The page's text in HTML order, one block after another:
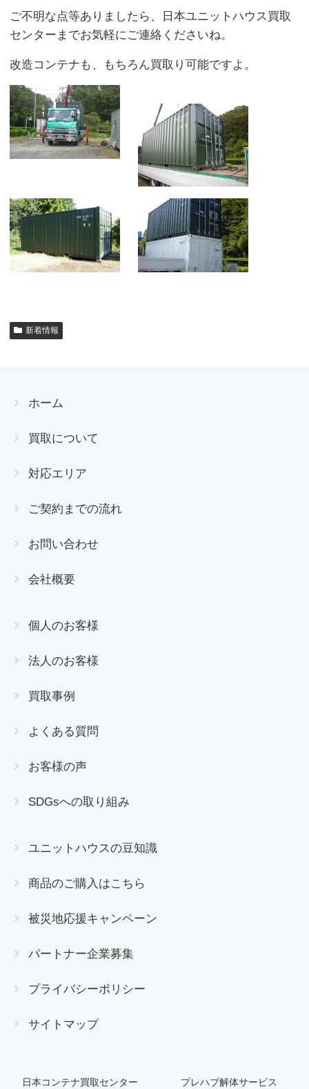
ご不明な点等ありましたら、日本ユニットハウス買取
センターまでお気軽にご連絡くださいね。
改造コンテナも、もちろん買取り可能ですよ。
新着情報
ホーム
買取について
対応エリア
ご契約までの流れ
お問い合わせ
会社概要
個人のお客様
法人のお客様
買取事例
よくある質問
お客様の声
SDGsへの取り組み
ユニットハウスの豆知識
商品のご購入はこちら
被災地応援キャンペーン
パートナー企業募集
プライバシーポリシー
サイトマップ
日本コンテナ買取センター プレハブ解体サービス